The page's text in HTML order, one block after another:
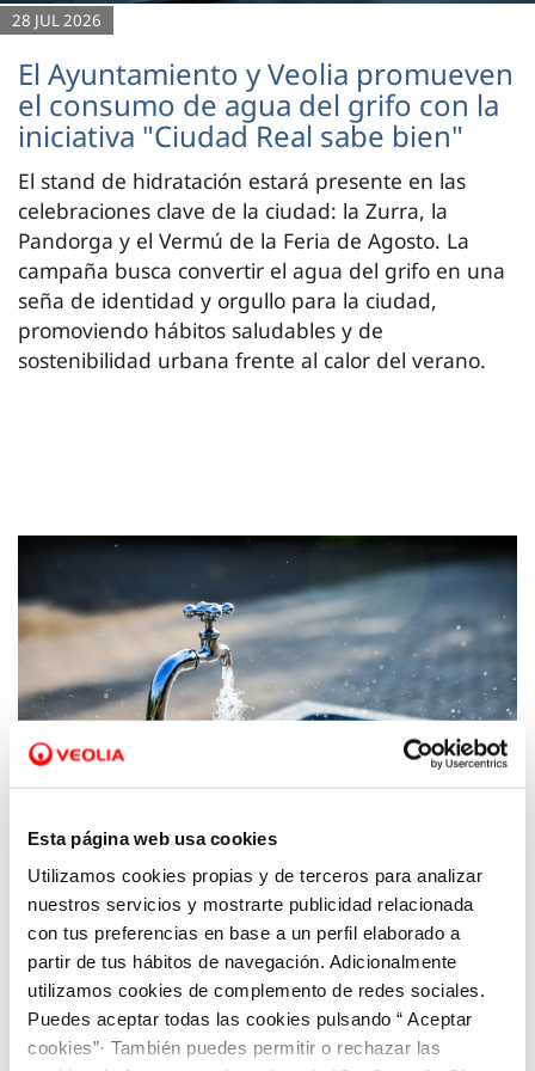
Esta página web usa cookies
Utilizamos cookies propias y de terceros para analizar
nuestros servicios y mostrarte publicidad relacionada
con tus preferencias en base a un perfil elaborado a
partir de tus hábitos de navegación. Adicionalmente
utilizamos cookies de complemento de redes sociales.
Puedes aceptar todas las cookies pulsando “ Aceptar
cookies”· También puedes permitir o rechazar las
28 JUL 2026
El Ayuntamiento y Veolia promueven
el consumo de agua del grifo con la
iniciativa "Ciudad Real sabe bien"
El stand de hidratación estará presente en las
celebraciones clave de la ciudad: la Zurra, la
Pandorga y el Vermú de la Feria de Agosto. La
campaña busca convertir el agua del grifo en una
seña de identidad y orgullo para la ciudad,
promoviendo hábitos saludables y de
sostenibilidad urbana frente al calor del verano.
19 JUL 2023
El agua de Benavente es apta para el
consumo